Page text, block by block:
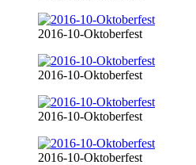
2016-10-Oktoberfest
2016-10-Oktoberfest
2016-10-Oktoberfest
2016-10-Oktoberfest